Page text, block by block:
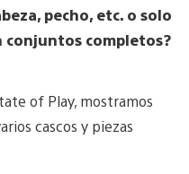
pecho, etc. o solo
conjuntos completos?
of Play, mostramos
cascos y piezas